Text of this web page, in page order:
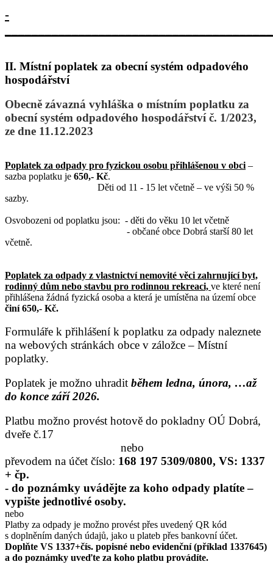
­­­­­­­­­­­­­­­­­­­­­­­­­­­
II. Místní poplatek za obecní systém odpadového
hospodářství
Obecně závazná vyhláška o místním poplatku za
obecní systém odpadového hospodářství č. 1/2023,
ze dne 11.12.2023
Poplatek za odpady pro fyzickou osobu přihlášenou v obci–
sazba poplatku je 650,- Kč.
Děti od 11 - 15 let včetně – ve výši 50 %
sazby.
Osvobozeni od poplatku jsou: - děti do věku 10 let včetně
- občané obce Dobrá starší 80 let
včetně.
Poplatek za odpady z vlastnictví nemovité věci zahrnující byt,
rodinný dům nebo stavbu pro rodinnou rekreaci, ve které není
přihlášena žádná fyzická osoba a která je umístěna na území obce
činí 650,- Kč.
Formuláře k přihlášení k poplatku za odpady naleznete
na webových stránkách obce v záložce – Místní
poplatky.
Poplatek je možno uhradit během ledna, února, …až
do konce září 2026.
Platbu možno provést hotově do pokladny OÚ Dobrá,
dveře č.17
nebo
převodem na účet číslo: 168 197 5309/0800, VS: 1337
+ čp.
- do poznámky uvádějte za koho odpady platíte –
vypište jednotlivé osoby.
nebo
Platby za odpady je možno provést přes uvedený QR kód
s doplněním daných údajů, jako u plateb přes bankovní účet.
Doplňte VS 1337+čís. popisné nebo evidenční (příklad 1337645)
a do poznámky uveďte za koho platbu provádíte.